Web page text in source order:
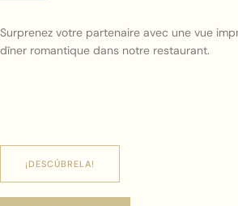
Surprenez votre partenaire avec une vue
dîner romantique dans notre restaurant.
¡DESCÚBRELA!